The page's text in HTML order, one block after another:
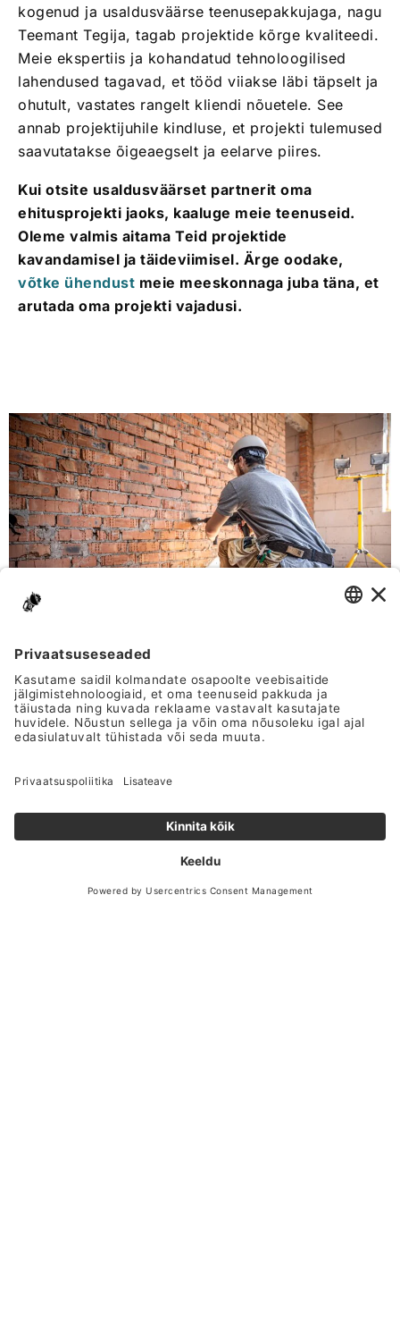
kogenud ja usaldusväärse teenusepakkujaga, nagu
Teemant Tegija, tagab projektide kõrge kvaliteedi.
Meie ekspertiis ja kohandatud tehnoloogilised
lahendused tagavad, et tööd viiakse läbi täpselt ja
ohutult, vastates rangelt kliendi nõuetele. See
annab projektijuhile kindluse, et projekti tulemused
saavutatakse õigeaegselt ja eelarve piires.
Kui otsite usaldusväärset partnerit oma
ehitusprojekti jaoks, kaaluge meie teenuseid.
Oleme valmis aitama Teid projektide
kavandamisel ja täideviimisel. Ärge oodake,
võtke ühendust meie meeskonnaga juba täna, et
arutada oma projekti vajadusi.
Teemanttegija- tagame kiire, laitmatu
ning kvaliteetse tulemuse.
ETTEVÕTTEST